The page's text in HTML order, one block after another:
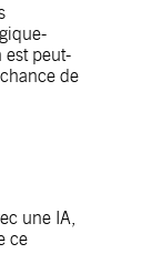
est peut-
de
une IA,
ce